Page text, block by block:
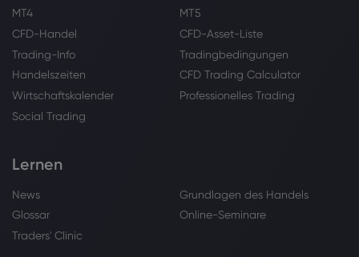
MT4
MT5
CFD-Handel
CFD-Asset-Liste
Trading-Info
Tradingbedingungen
Handelszeiten
CFD Trading Calculator
Wirtschaftskalender
Professionelles Trading
Social Trading
Lernen
News
Grundlagen des Handels
Glossar
Online-Seminare
Traders' Clinic